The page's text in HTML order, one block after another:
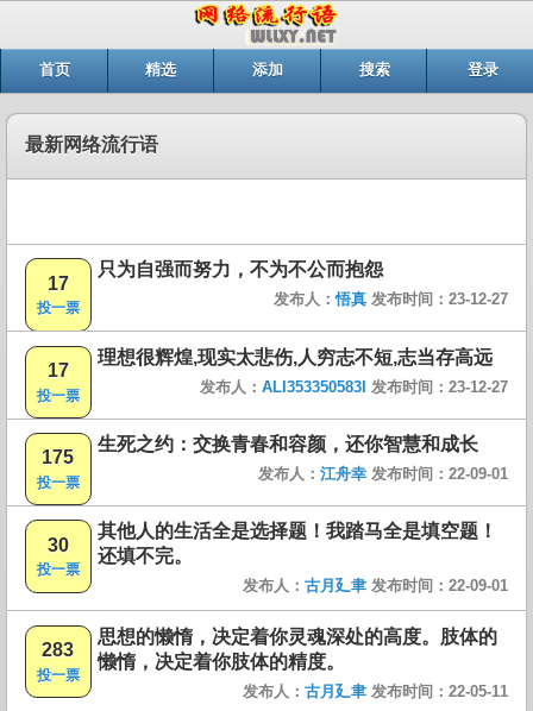
首页 精选 添加 搜索 登录
最新网络流行语
17
投一票
只为自强而努力，不为不公而抱怨
发布人：悟真 发布时间：23-12-27
17
投一票
理想很辉煌,现实太悲伤,人穷志不短,志当存高远
发布人： ALI353350583I 发布时间：23-12-27
175
投一票
生死之约：交换青春和容颜，还你智慧和成长
发布人： 江舟幸 发布时间：22-09-01
30
投一票
其他人的生活全是选择题！我踏马全是填空题！
还填不完。
发布人： 古月廴聿 发布时间：22-09-01
283
投一票
思想的懒惰，决定着你灵魂深处的高度。肢体的
懒惰，决定着你肢体的精度。
发布人： 古月廴聿 发布时间：22-05-11